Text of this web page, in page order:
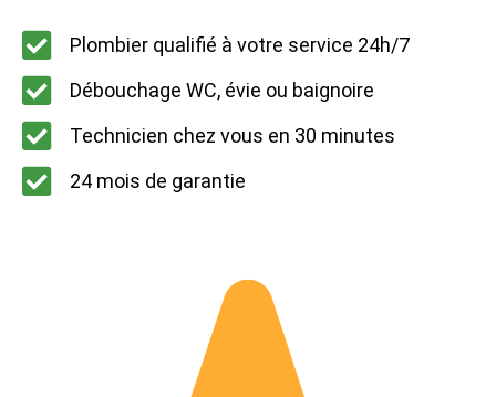
Plombier qualifié à votre service 24h/7
Débouchage WC, évie ou baignoire
Technicien chez vous en 30 minutes
24 mois de garantie